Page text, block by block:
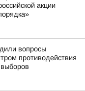
акции
вопросы
противодействия